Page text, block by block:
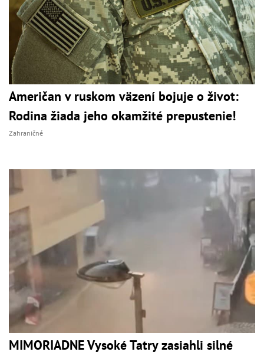
Američan v ruskom väzení bojuje o život:
Rodina žiada jeho okamžité prepustenie!
Zahraničné
MIMORIADNE Vysoké Tatry zasiahli silné